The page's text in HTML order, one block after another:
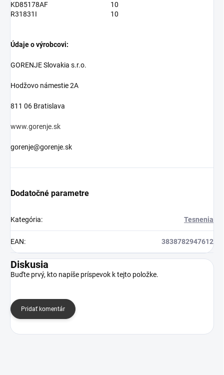
KD85178AF
10
R31831I
10
Údaje o výrobcovi:
GORENJE Slovakia s.r.o.
Hodžovo námestie 2A
811 06 Bratislava
www.gorenje.sk
gorenje@gorenje.sk
Dodatočné parametre
Kategória: Tesnenia
EAN: 3838782947612
Diskusia
Buďte prvý, kto napíše príspevok k tejto položke.
Pridať komentár